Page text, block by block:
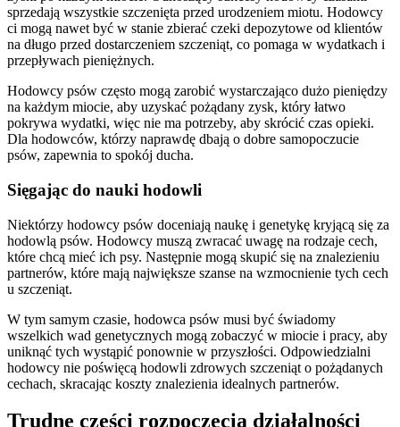
sprzedają wszystkie szczenięta przed urodzeniem miotu. Hodowcy
ci mogą nawet być w stanie zbierać czeki depozytowe od klientów
na długo przed dostarczeniem szczeniąt, co pomaga w wydatkach i
przepływach pieniężnych.
Hodowcy psów często mogą zarobić wystarczająco dużo pieniędzy
na każdym miocie, aby uzyskać pożądany zysk, który łatwo
pokrywa wydatki, więc nie ma potrzeby, aby skrócić czas opieki.
Dla hodowców, którzy naprawdę dbają o dobre samopoczucie
psów, zapewnia to spokój ducha.
Sięgając do nauki hodowli
Niektórzy hodowcy psów doceniają naukę i genetykę kryjącą się za
hodowlą psów. Hodowcy muszą zwracać uwagę na rodzaje cech,
które chcą mieć ich psy. Następnie mogą skupić się na znalezieniu
partnerów, które mają największe szanse na wzmocnienie tych cech
u szczeniąt.
W tym samym czasie, hodowca psów musi być świadomy
wszelkich wad genetycznych mogą zobaczyć w miocie i pracy, aby
uniknąć tych wystąpić ponownie w przyszłości. Odpowiedzialni
hodowcy nie poświęcą hodowli zdrowych szczeniąt o pożądanych
cechach, skracając koszty znalezienia idealnych partnerów.
Trudne części rozpoczęcia działalności